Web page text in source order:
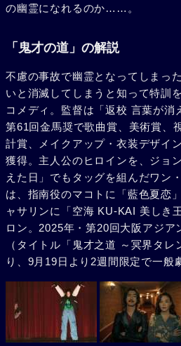
の幽霊になれるのか……。
「鬼才の道」の解説
不慮の事故で幽霊となってしまっ
いと消滅してしまうと知って特訓
コメディ。監督は「返校 言葉が消
第61回金馬奨で歌曲賞、美術賞、
計賞、メイクアップ・衣装デザイ
獲得。主人公のヒロインを、ジョ
えた日」でもタッグを組んだワン
は、指南役のマコトに「藍色夏恋
ャサリンに「空海 KU-KAI 美しき
ロン。2025年・第20回大阪アジア
（タイトル「鬼才之道 ～冥界タ
り、9月19日より2週間限定で一般